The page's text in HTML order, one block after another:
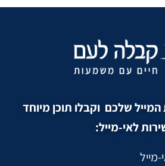
שלכם וקבלו תוכן מיוחד
לאי-מייל:
מייל